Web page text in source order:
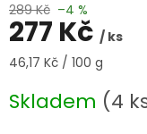
289 Kč –4 %
277 Kč / ks
Měrná
46,17 Kč / 100 g
Skladem (4